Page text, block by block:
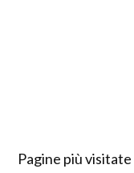
Pagine più